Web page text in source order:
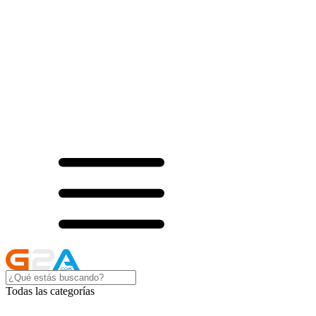
Todas las categorías